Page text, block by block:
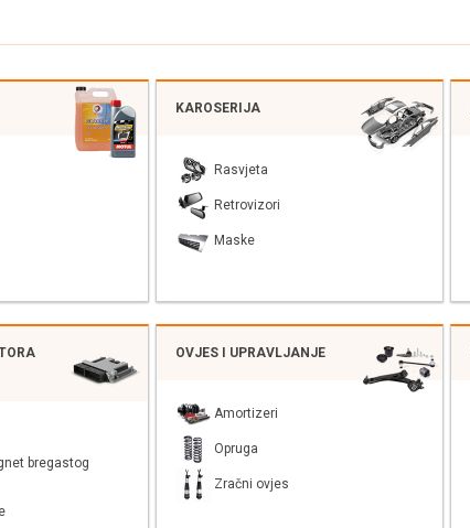
KAROSERIJA
Rasvjeta
Retrovizori
Maske
bregastog
OVJES I UPRAVLJANJE
Amortizeri
Opruga
Zračni ovjes